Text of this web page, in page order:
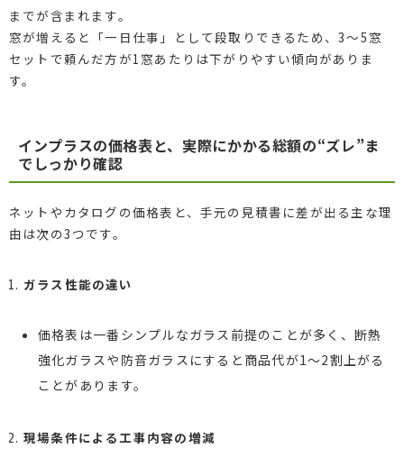
までが含まれます。
窓が増えると「一日仕事」として段取りできるため、3〜5窓
セットで頼んだ方が1窓あたりは下がりやすい傾向がありま
す。
インプラスの価格表と、実際にかかる総額の“ズレ”ま
でしっかり確認
ネットやカタログの価格表と、手元の見積書に差が出る主な理
由は次の3つです。
ガラス性能の違い
価格表は一番シンプルなガラス前提のことが多く、断熱
強化ガラスや防音ガラスにすると商品代が1〜2割上がる
ことがあります。
現場条件による工事内容の増減